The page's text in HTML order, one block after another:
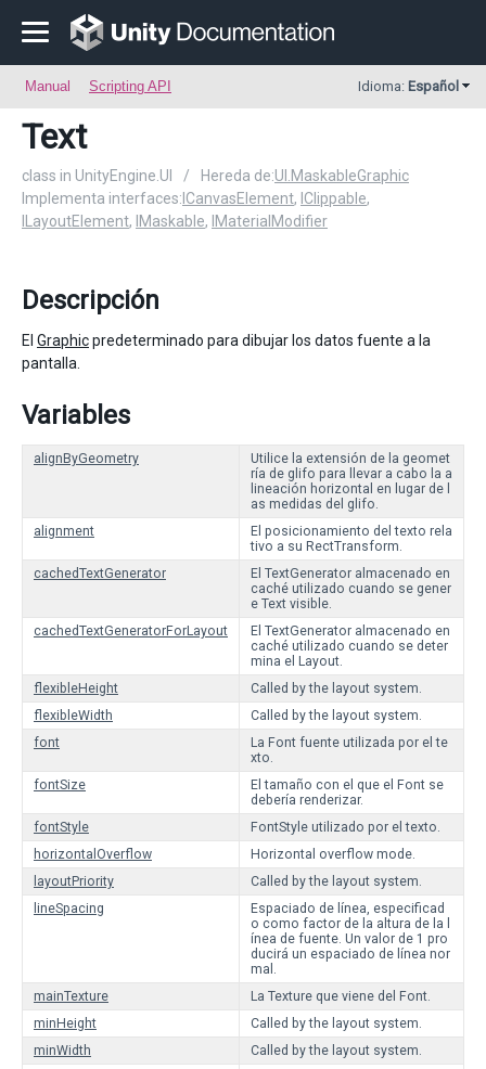
Manual Scripting API Idioma: Español
Text
class in UnityEngine.UI / Hereda de:UI.MaskableGraphic
Implementa interfaces: ICanvasElement, IClippable,
ILayoutElement, IMaskable, IMaterialModifier
Descripción
El Graphicpredeterminado para dibujar los datos fuente a la
pantalla.
Variables
alignByGeometry
Utilice la extensión de la geomet
ría de glifo para llevar a cabo la a
lineación horizontal en lugar de l
as medidas del glifo.
alignment
El posicionamiento del texto rela
tivo a su RectTransform.
cachedTextGenerator
El TextGenerator almacenado en
caché utilizado cuando se gener
e Text visible.
cachedTextGeneratorForLayout
El TextGenerator almacenado en
caché utilizado cuando se deter
mina el Layout.
flexibleHeight
Called by the layout system.
flexibleWidth
Called by the layout system.
font
La Font fuente utilizada por el te
xto.
fontSize
El tamaño con el que el Font se
debería renderizar.
fontStyle
FontStyle utilizado por el texto.
horizontalOverflow
Horizontal overflow mode.
layoutPriority
Called by the layout system.
lineSpacing
Espaciado de línea, especificad
o como factor de la altura de la l
ínea de fuente. Un valor de 1 pro
ducirá un espaciado de línea nor
mal.
mainTexture
La Texture que viene del Font.
minHeight
Called by the layout system.
minWidth
Called by the layout system.